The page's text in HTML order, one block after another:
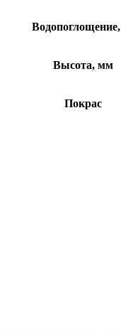
Высота, мм
Покрас